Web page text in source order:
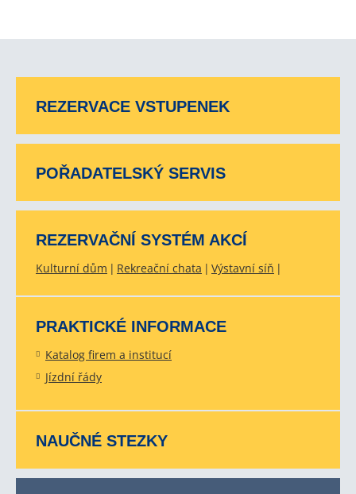
REZERVACE VSTUPENEK
POŘADATELSKÝ SERVIS
REZERVAČNÍ SYSTÉM AKCÍ
Kulturní dům Rekreační chata Výstavní síň
PRAKTICKÉ INFORMACE
Katalog firem a institucí
Jízdní řády
NAUČNÉ STEZKY